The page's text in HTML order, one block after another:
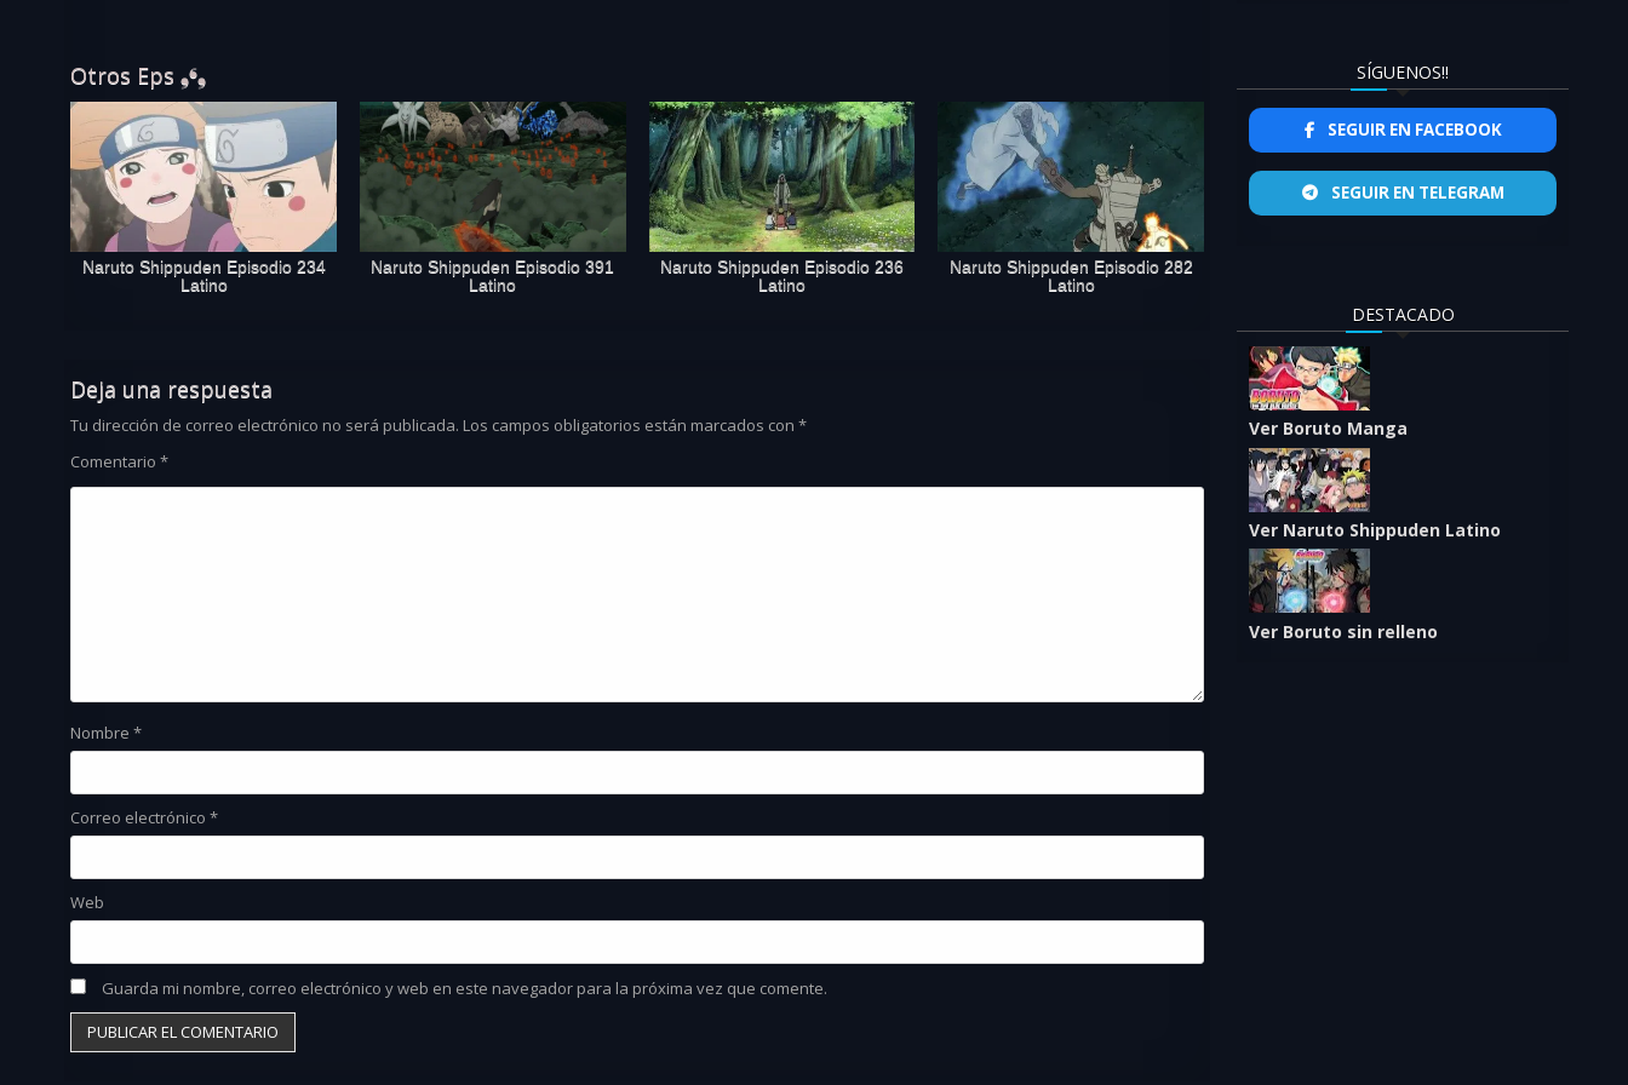
Otros Eps ❟❛❟
Naruto Shippuden Episodio 234
Latino
Naruto Shippuden Episodio 391
Latino
Naruto Shippuden Episodio 236
Latino
Naruto Shippuden Episodio 282
Latino
Deja una respuesta
Tu dirección de correo electrónico no será publicada. Los campos obligatorios están marcados con*
Comentario*
Nombre*
Correo electrónico*
Web
Guarda mi nombre, correo electrónico y web en este navegador para la próxima vez que comente.
SÍGUENOS!!
SEGUIR EN FACEBOOK
SEGUIR EN TELEGRAM
DESTACADO
Ver Boruto Manga
Ver Naruto Shippuden Latino
Ver Boruto sin relleno